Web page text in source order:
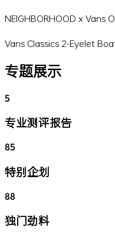
NEIGHBORHOOD x Vans
Vans Classics 2-Eyelet
专题展示
5
专业测评报告
85
特别企划
88
独门劲料